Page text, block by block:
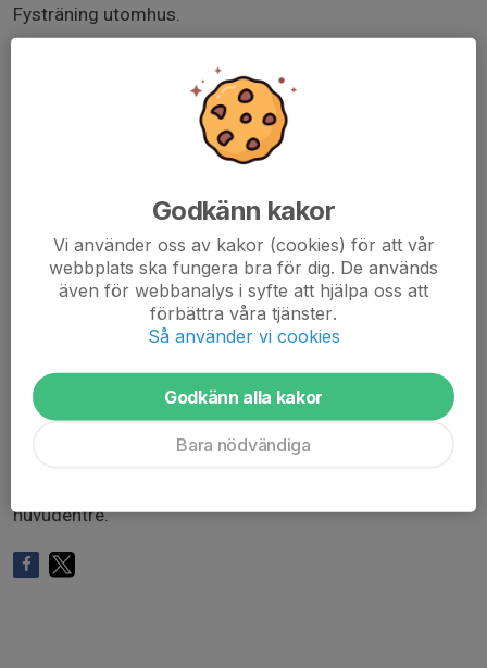
Fysträning utomhus.
2 varv på spåret Backavallen.
Så många varv som möjligt under 20 minuter.
10 armhävningar (10X0)
15 benböj (10X0)
Förklaring tempo för arbetande muskel:
1 = 1 sekund förlängning av muskel
X = Explosiv sammandragning av muskel
0 = Håll 0 sekund i "inre ändläge"
huvudentre.
Godkänn kakor
Vi använder oss av kakor (cookies) för att vår
webbplats ska fungera bra för dig. De används
även för webbanalys i syfte att hjälpa oss att
förbättra våra tjänster.
Så använder vi cookies
Godkänn alla kakor
Bara nödvändiga